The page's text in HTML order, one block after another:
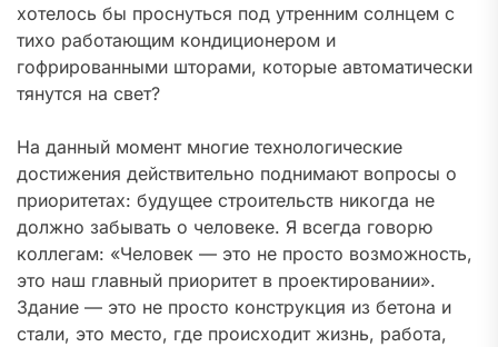
хотелось бы проснуться под утренним солнцем с
тихо работающим кондиционером и
гофрированными шторами, которые автоматически
тянутся на свет?
На данный момент многие технологические
достижения действительно поднимают вопросы о
приоритетах: будущее строительств никогда не
должно забывать о человеке. Я всегда говорю
коллегам: «Человек — это не просто возможность,
это наш главный приоритет в проектировании».
Здание — это не просто конструкция из бетона и
стали, это место, где происходит жизнь, работа,